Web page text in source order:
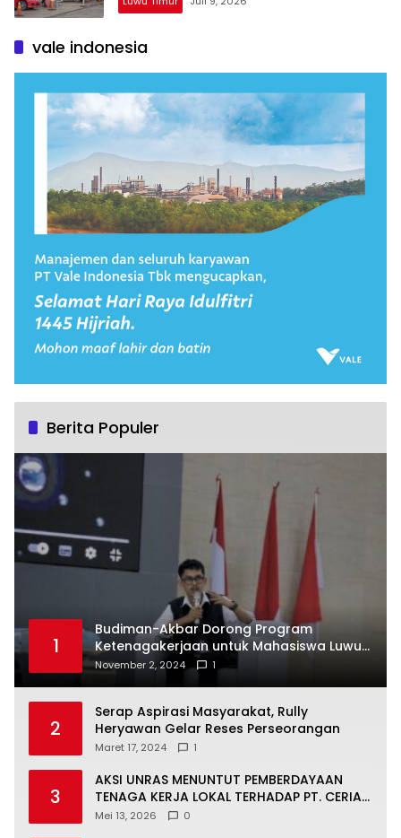
vale indonesia
Berita Populer
1
Budiman-Akbar Dorong Program
Ketenagakerjaan untuk Mahasiswa Luwu
Timur, Juru Bicara: Ini Peluang Nyata bagi
November 2, 2024 1
2
Serap Aspirasi Masyarakat, Rully
Heryawan Gelar Reses Perseorangan
Maret 17, 2024 1
3
AKSI UNRAS MENUNTUT PEMBERDAYAAN
TENAGA KERJA LOKAL TERHADAP PT. CERIA
NUGRAHA LESTARI
Mei 13, 2026 0